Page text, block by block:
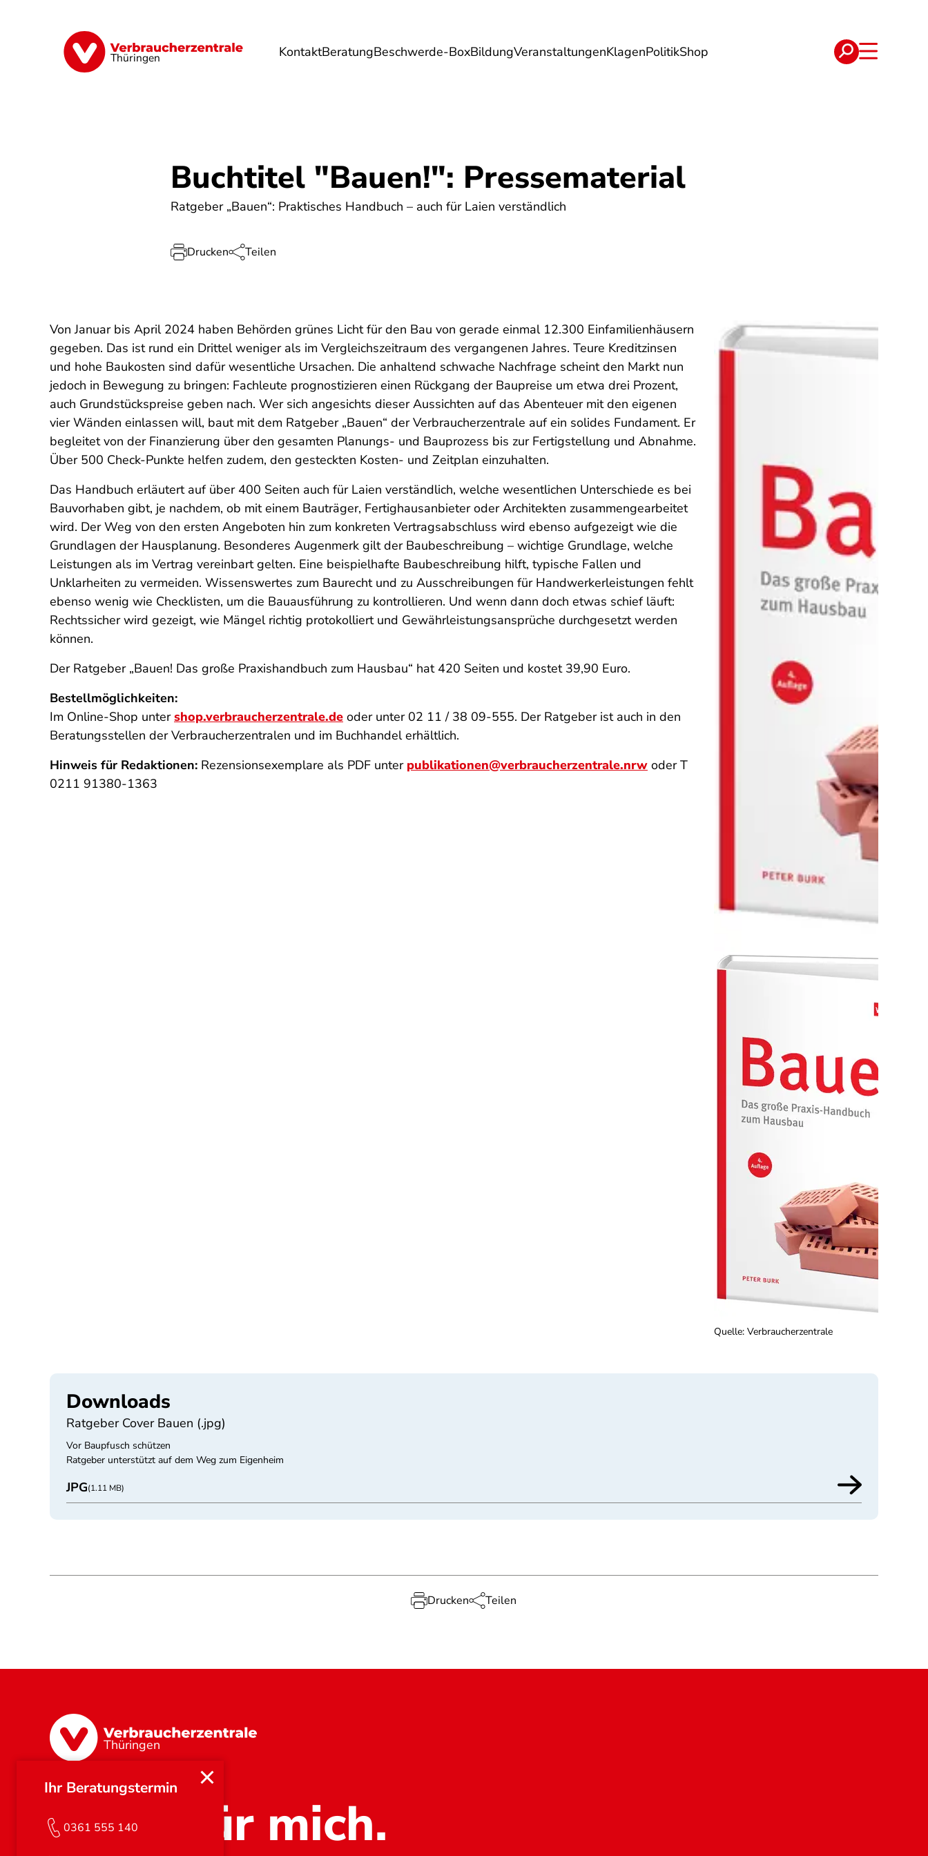
Thüringen KontaktBeratungBeschwerde-BoxBildungVeranstaltungenKlagenPolitikShop
Finanzen Digitales Lebensmittel Umwelt Gesundheit Energie Reise Verträge
Ihr Beratungstermin
0361 555 140
Buchtitel "Bauen!": Pressematerial
Ratgeber „Bauen“: Praktisches Handbuch – auch für Laien verständlich
Drucken Teilen
Quelle: Verbraucherzentrale
Von Januar bis April 2024 haben Behörden grünes Licht für den Bau von gerade einmal 12.300 Einfamilienhäusern
gegeben. Das ist rund ein Drittel weniger als im Vergleichszeitraum des vergangenen Jahres. Teure Kreditzinsen
und hohe Baukosten sind dafür wesentliche Ursachen. Die anhaltend schwache Nachfrage scheint den Markt nun
jedoch in Bewegung zu bringen: Fachleute prognostizieren einen Rückgang der Baupreise um etwa drei Prozent,
auch Grundstückspreise geben nach. Wer sich angesichts dieser Aussichten auf das Abenteuer mit den eigenen
vier Wänden einlassen will, baut mit dem Ratgeber „Bauen“ der Verbraucherzentrale auf ein solides Fundament. Er
begleitetvon der Finanzierung über den gesamten Planungs- und Bauprozess bis zur Fertigstellung und Abnahme.
Über 500 Check-Punkte helfen zudem, den gesteckten Kosten- und Zeitplan einzuhalten.
Das Handbuch erläutert auf über 400 Seiten auch für Laien verständlich, welche wesentlichen Unterschiede es bei
Bauvorhaben gibt, je nachdem, ob mit einem Bauträger, Fertighausanbieter oder Architekten zusammengearbeitet
wird. Der Weg von den ersten Angeboten hin zum konkreten Vertragsabschluss wird ebenso aufgezeigt wie die
Grundlagen der Hausplanung. Besonderes Augenmerk gilt der Baubeschreibung – wichtige Grundlage, welche
Leistungen als im Vertrag vereinbart gelten. Eine beispielhafte Baubeschreibung hilft, typische Fallen und
Unklarheiten zu vermeiden. Wissenswertes zum Baurecht und zu Ausschreibungen für Handwerkerleistungen fehlt
ebenso wenig wie Checklisten, um die Bauausführung zu kontrollieren. Und wenn dann doch etwas schief läuft:
Rechtssicher wird gezeigt, wie Mängel richtig protokolliert und Gewährleistungsansprüche durchgesetzt werden
können.
Der Ratgeber „Bauen! Das große Praxishandbuch zum Hausbau“ hat 420 Seiten und kostet 39,90 Euro.
Bestellmöglichkeiten:
Im Online-Shop untershop.verbraucherzentrale.de oder unter 02 11 / 38 09-555. Der Ratgeber ist auch in den
Beratungsstellen der Verbraucherzentralen und im Buchhandel erhältlich.
Hinweis für Redaktionen: Rezensionsexemplare als PDF unter publikationen@verbraucherzentrale.nrw oder T
0211 91380-1363
Downloads
Ratgeber Cover Bauen (.jpg)
Vor Baupfusch schützen
Ratgeber unterstützt auf dem Weg zum Eigenheim
JPG(1.11 MB)
Drucken Teilen
Thüringen
Stark für mich.